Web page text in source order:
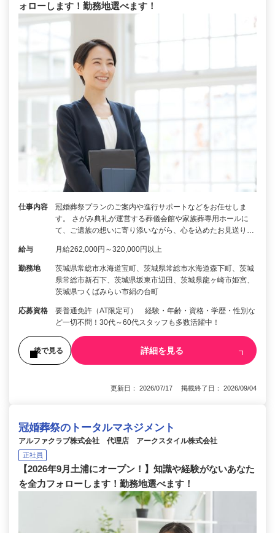
ォローします！勤務地選べます！
仕事内容
冠婚葬祭プランのご案内や進行サポートなどをお任せしま
す。 さがみ典礼が運営する葬儀会館や家族葬専用ホールに
て、ご遺族の想いに寄り添いながら、心を込めたお見送り…
給与 月給262,000円～320,000円以上
勤務地
茨城県常総市水海道宝町、茨城県常総市水海道森下町、茨城
県常総市新石下、茨城県坂東市辺田、茨城県龍ヶ崎市姫宮、
茨城県つくばみらい市絹の台町
応募資格
要普通免許（AT限定可） 経験・年齢・資格・学歴・性別な
ど一切不問！30代～60代スタッフも多数活躍中！
後で見る 詳細を見る
更新日： 2026/07/17 掲載終了日： 2026/09/04
冠婚葬祭のトータルマネジメント
アルファクラブ株式会社 代理店 アークスタイル株式会社
正社員
【2026年9月土浦にオープン！】知識や経験がないあなた
を全力フォローします！勤務地選べます！